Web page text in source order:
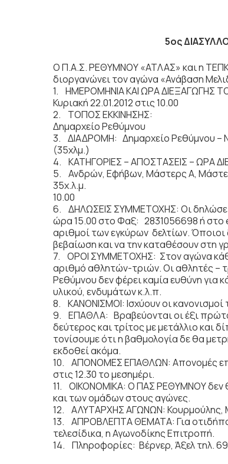
5ος
Ο Π.Α.Σ. ΡΕΘΥΜΝΟΥ «ΑΤΛΑΣ» και η ΤΕΠΚ,
διοργανώνει τον αγώνα «Ανάβαση
1. ΗΜΕΡΟΜΗΝΙΑ ΚΑΙ ΩΡΑ ΔΙΕΞΑΓΩΓΗΣ
Κυριακή 22.01.2012 στις 10.00
2. ΤΟΠΟΣ ΕΚΚΙΝΗΣΗΣ:
Δημαρχείο Ρεθύμνου
3. ΔΙΑΔΡΟΜΗ: Δημαρχείο Ρεθύμνου –
(35χλμ.)
4. ΚΑΤΗΓΟΡΙΕΣ – ΑΠΟΣΤΑΣΕΙΣ – ΩΡΑ
5. Ανδρών, Εφήβων, Μάστερς A,
35χ.λ.μ.
10.00
6. ΔΗΛΩΣΕΙΣ ΣΥΜΜΕΤΟΧΗΣ: Οι δηλώσεις
ώρα 15.00 στο Φαξ: 2831056698 ή στο
αριθμοί των εγκύρων δελτίων. Όποιοι
βεβαίωση και να την καταθέσουν στη
7. ΟΡΟΙ ΣΥΜΜΕΤΟΧΗΣ: Στον αγώνα
αριθμό αθλητών-τριών. Οι αθλητές –
Ρεθύμνου δεν φέρει καμία ευθύνη για
υλικού, ενδυμάτων κ.λ.π.
8. ΚΑΝΟΝΙΣΜΟΙ: Ισχύουν οι κανονισμοί
9. ΕΠΑΘΛΑ: Βραβεύονται οι έξι
δεύτερος και τρίτος με μετάλλιο και
τονίσουμε ότι η βαθμολογία δε θα
εκδοθεί ακόμα.
10. ΑΠΟΝΟΜΕΣ ΕΠΑΘΛΩΝ: Απονομές
στις 12.30 το μεσημέρι.
11. ΟΙΚΟΝΟΜΙΚΑ: Ο ΠΑΣ ΡΕΘΥΜΝΟΥ δεν
και των ομάδων στους αγώνες.
12. ΑΛΥΤΑΡΧΗΣ ΑΓΩΝΩΝ: Κουρμούλης,
13. ΑΠΡΟΒΛΕΠΤΑ ΘΕΜΑΤΑ: Για
τελεσίδικα, η Αγωνοδίκης Επιτροπή.
14. Πληροφορίες: Βέρνερ, Άξελ τηλ.